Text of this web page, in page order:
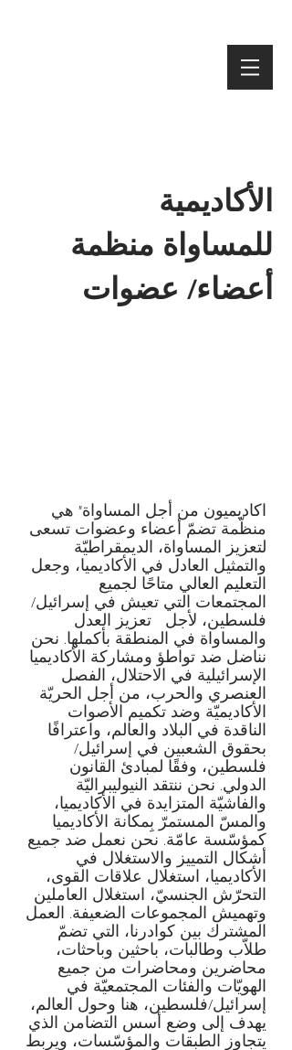
الأكاديمية
للمساواة منظمة
أعضاء/ عضوات
اكاديميون من أجل المساواة" هي
منظّمة تضمّ أعضاء وعضوات تسعى
لتعزيز المساواة، الديمقراطيّة
والتمثيل العادل في الأكاديميا، وجعل
التعليم العالي متاحًا لجميع
المجتمعات التي تعيش في إسرائيل/
فلسطين، لأجل تعزيز العدل
والمساواة في المنطقة بأكملها. نحن
نناضل ضد تواطؤ ومشاركة الأكاديميا
الإسرائيلية في الاحتلال، الفصل
العنصري والحرب، من أجل الحريّة
الأكاديميّة وضد تكميم الأصوات
الناقدة في البلاد والعالم، واعترافًا
بحقوق الشعبين في إسرائيل/
فلسطين، وفقًا لمبادئ القانون
الدولي. نحن ننتقد النيوليبراليّة
والفاشيّة المتزايدة في الأكاديميا،
والمسّ المستمرّ بِمكانة الأكاديميا
كمؤسّسة عامّة. نحن نعمل ضد جميع
أشكال التمييز والاستغلال في
الأكاديميا، استغلال علاقات القوى،
التحرّش الجنسيّ، استغلال العاملين
وتهميش المجموعات الضعيفة. العمل
المشترك بين كوادرنا، التي تضمّ
طلاّب وطالبات، باحثين وباحثات،
محاضرين ومحاضرات من جميع
الهويّات والفئات المجتمعيّة في
إسرائيل/فلسطين، هنا وحول العالم،
يهدف إلى وضع أسس التضامن الذي
يتجاوز الطبقات والمؤسّسات، ويربط